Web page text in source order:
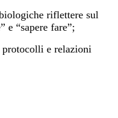
riflettere sul
e “sapere fare”;
protocolli e relazioni